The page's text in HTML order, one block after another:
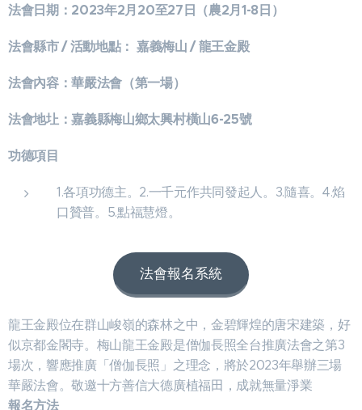
法會日期：2023年2月20至27日（農2月1-8日）
法會縣市 / 活動地點： 嘉義梅山 / 龍王金殿
法會內容：華嚴法會（第一場）
法會地圵：嘉義縣梅山鄉太興村橫山6-25號
功德項目
1.各項功德主。2.一千元作共同發起人。3.隨喜。4.焰
口贊普。5.點福慧燈。
法會報名系統
龍王金殿位在群山峻嶺的森林之中，金碧輝煌的唐宋建築，好
似京都金閣寺。梅山龍王金殿是僧伽長照全台推廣法會之第3
場次，響應推廣「僧伽長照」之理念，將於2023年舉辦三場
華嚴法會。敬邀十方善信大德廣植福田，成就無量淨業
報名方法